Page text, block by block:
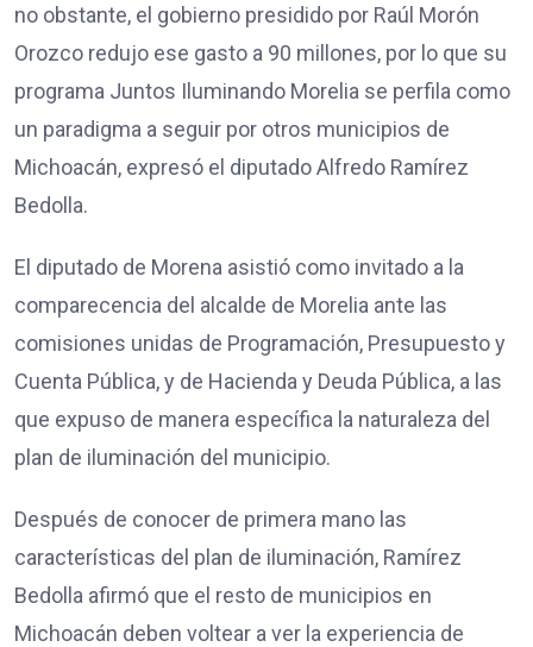
no obstante, el gobierno presidido por Raúl Morón
Orozco redujo ese gasto a 90 millones, por lo que su
programa Juntos Iluminando Morelia se perfila como
un paradigma a seguir por otros municipios de
Michoacán, expresó el diputado Alfredo Ramírez
Bedolla.
El diputado de Morena asistió como invitado a la
comparecencia del alcalde de Morelia ante las
comisiones unidas de Programación, Presupuesto y
Cuenta Pública, y de Hacienda y Deuda Pública, a las
que expuso de manera específica la naturaleza del
plan de iluminación del municipio.
Después de conocer de primera mano las
características del plan de iluminación, Ramírez
Bedolla afirmó que el resto de municipios en
Michoacán deben voltear a ver la experiencia de